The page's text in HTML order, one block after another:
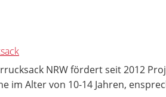
NRW fördert seit 2012
im Alter von 10-14 Jahren,